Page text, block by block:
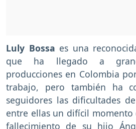
Luly Bossa es una
que ha llegado a
producciones en Colombia
trabajo, pero también ha
seguidores las dificultades
entre ellas un difícil momento
fallecimiento de su hijo